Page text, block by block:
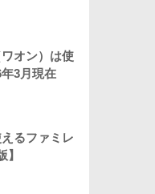
オン）は使
3月現在
るファミレ